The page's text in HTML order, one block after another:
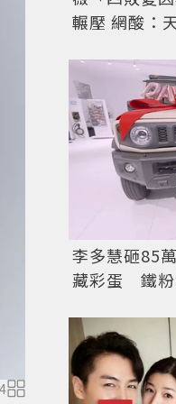
4 虞書欣無修圖照。圖
輾壓 網酸：
李多慧砸85
藏彩蛋 鐵粉